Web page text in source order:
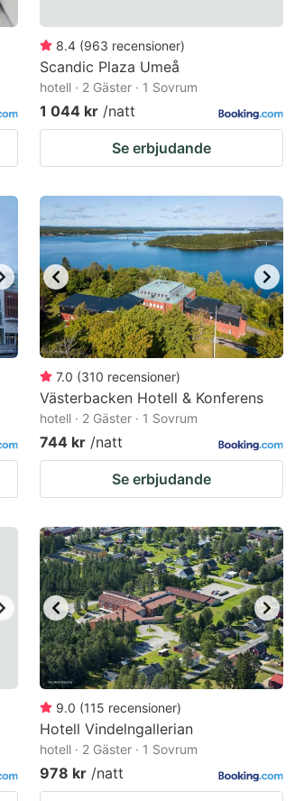
8.4 (963 recensioner)
Scandic Plaza Umeå
hotell · 2 Gäster · 1 Sovrum
1 044 kr /natt
Se erbjudande
7.0 (310 recensioner)
Västerbacken Hotell & Konferens
hotell · 2 Gäster · 1 Sovrum
744 kr /natt
Se erbjudande
9.0 (115 recensioner)
Hotell Vindelngallerian
hotell · 2 Gäster · 1 Sovrum
978 kr /natt